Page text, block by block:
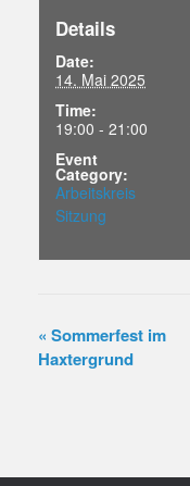
Details
Date:
14. Mai 2025
Time:
19:00 - 21:00
Event
Category:
Arbeitskreis
Sitzung
« Sommerfest im
Haxtergrund